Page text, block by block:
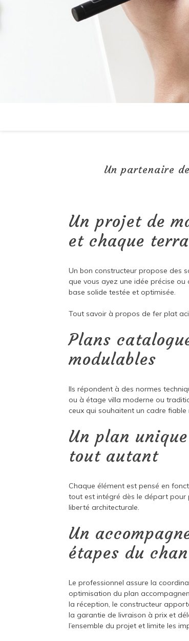
Un partenaire
Un projet de
et chaque
Un bon constructeur propose des
que vous ayez une idée précise
base solide testée et optimisée.
Tout savoir à propos defer plat
Plans
modulables
Ils répondent à des normes
ou à étage villa moderne ou
ceux qui souhaitent un cadre
Un plan
tout autant
Chaque élément est pensé en
tout est intégré dès le départ pour
liberté architecturale.
Un
étapes du
Le professionnel assure la
optimisation du plan
la réception, le constructeur
la garantie de livraison à prix et
l’ensemble du projet et limite les